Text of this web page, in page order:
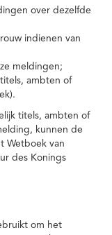
over dezelfde
indienen van
meldingen;
ambten of
titels, ambten of
kunnen de
Wetboek van
des Konings
om het